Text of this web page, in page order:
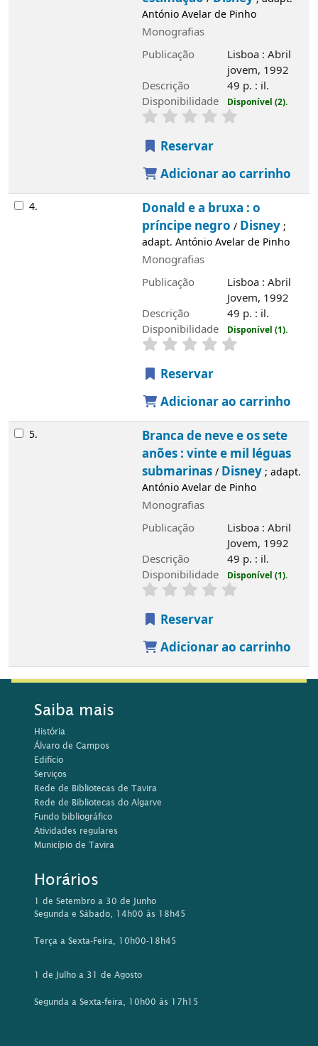
Donald e a bruxa : o príncipe negro/
; adapt. António Avelar de Pinho
Lisboa : Abril Jovem, 1992
49 p. : il.
Disponibilidade
Reservar
Adicionar ao carrinho
Branca de neve e os sete anões : vinte
e mil léguas submarinas/ Disney; adapt.
António Avelar de Pinho
Lisboa : Abril Jovem, 1992
49 p. : il.
Disponibilidade
Reservar
Adicionar ao carrinho
Rede de Bibliotecas de Tavira
Rede de Bibliotecas do Algarve
Atividades regulares
Município de Tavira
Horários
1 de Setembro a 30 de Junho
Segunda e Sábado, 14h00 às 18h45
Terça a Sexta-Feira, 10h00-18h45
1 de Julho a 31 de Agosto
Segunda a Sexta-feira, 10h00 às 17h15
Contactos
8800-397 Tavira